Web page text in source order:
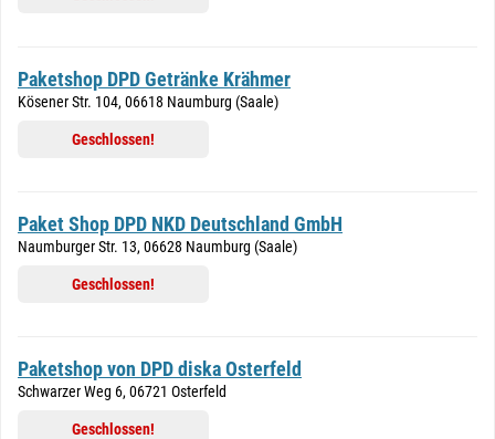
Paketshop DPD Getränke Krähmer
Kösener Str. 104, 06618 Naumburg (Saale)
Geschlossen!
Paket Shop DPD NKD Deutschland GmbH
Naumburger Str. 13, 06628 Naumburg (Saale)
Geschlossen!
Paketshop von DPD diska Osterfeld
Schwarzer Weg 6, 06721 Osterfeld
Geschlossen!